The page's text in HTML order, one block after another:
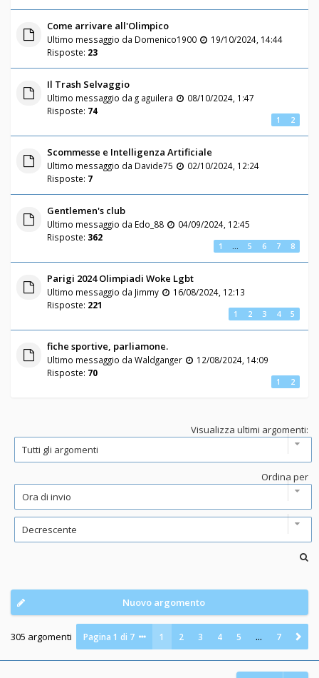
Come arrivare all'Olimpico
Ultimo messaggio da Domenico1900
19/10/2024, 14:44
Risposte: 23
Il Trash Selvaggio
Ultimo messaggio da g aguilera
08/10/2024, 1:47
Risposte: 74
1 2
Scommesse e Intelligenza Artificiale
Ultimo messaggio da Davide75
02/10/2024, 12:24
Risposte: 7
Gentlemen's club
Ultimo messaggio da Edo_88
04/09/2024, 12:45
Risposte: 362
1 … 5 6 7 8
Parigi 2024 Olimpiadi Woke Lgbt
Ultimo messaggio da Jimmy
16/08/2024, 12:13
Risposte: 221
1 2 3 4 5
fiche sportive, parliamone.
Ultimo messaggio da Waldganger
12/08/2024, 14:09
Risposte: 70
1 2
Visualizza ultimi argomenti:
Ordina per
Nuovo argomento
305 argomenti Pagina1 di 7 1 2 3 4 5 … 7